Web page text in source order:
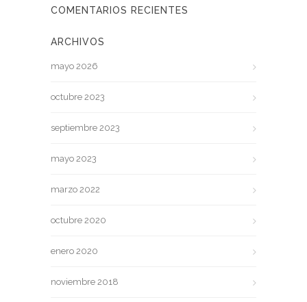
COMENTARIOS RECIENTES
ARCHIVOS
mayo 2026
octubre 2023
septiembre 2023
mayo 2023
marzo 2022
octubre 2020
enero 2020
noviembre 2018